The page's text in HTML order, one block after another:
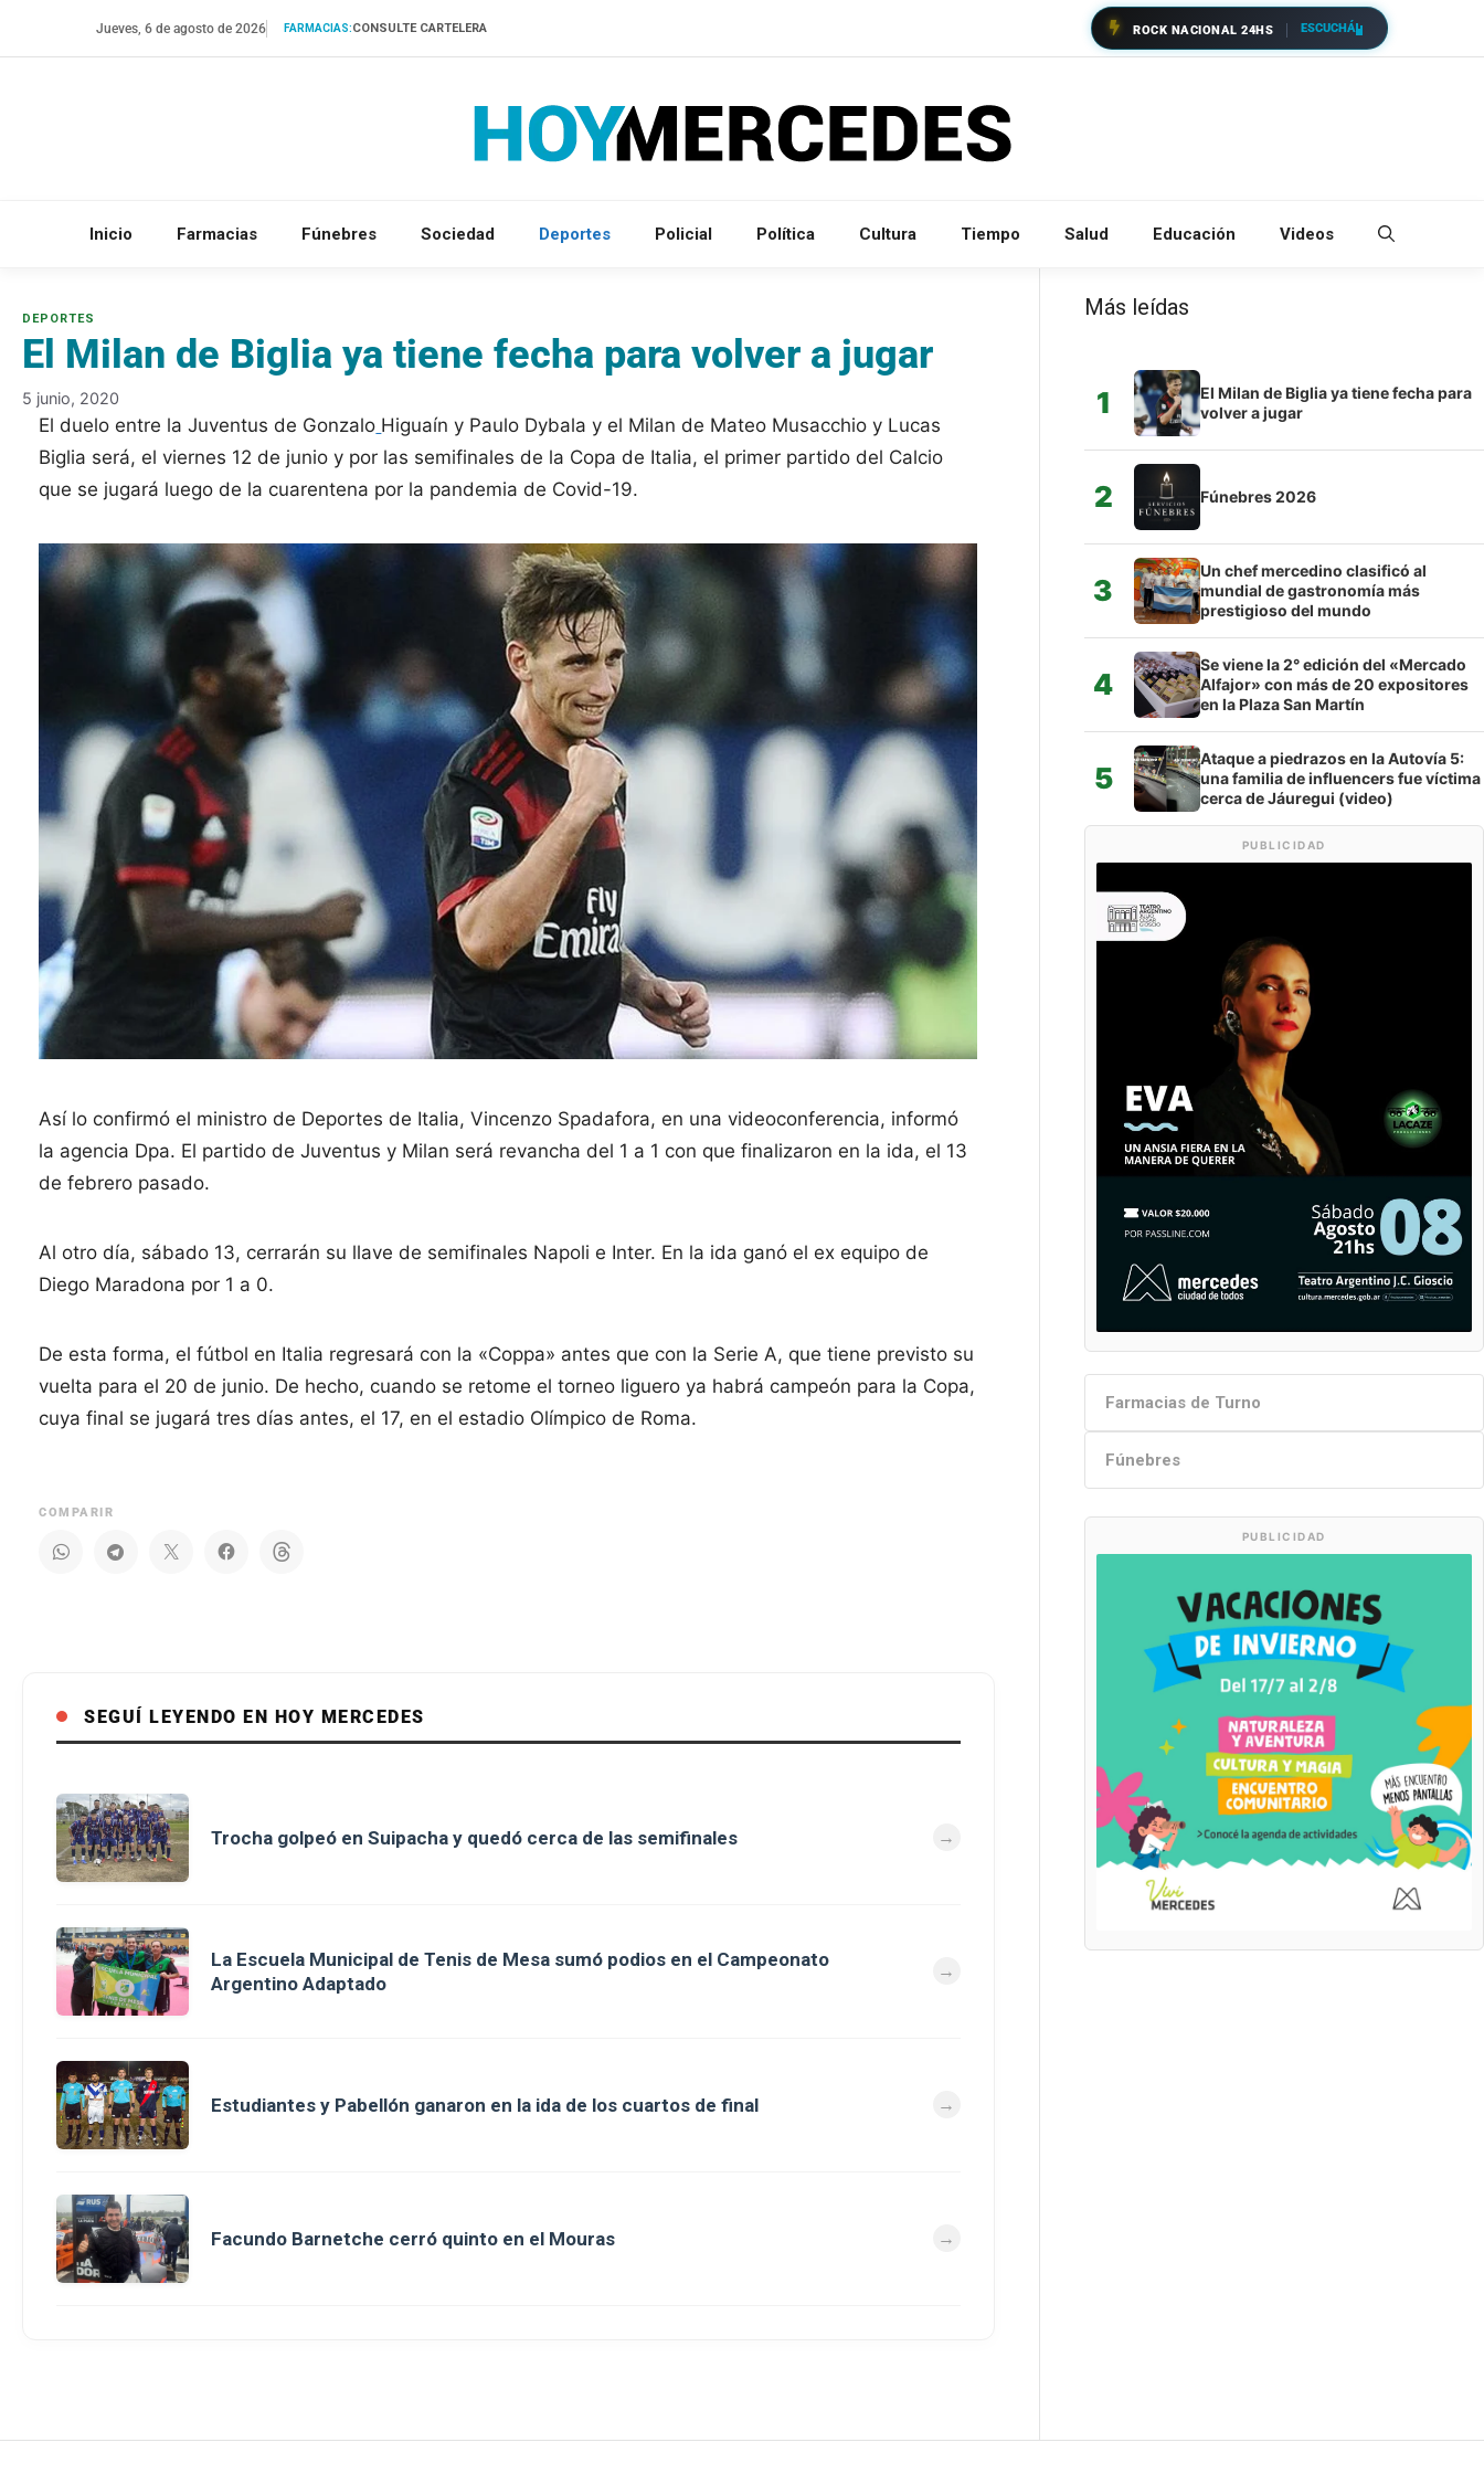
Jueves, 6 de agosto de 2026 FARMACIAS:CONSULTE CARTELERA ROCK NACIONAL 24HS ESCUCHÁ
Inicio Farmacias Fúnebres Sociedad Deportes Policial Política Cultura Tiempo Salud Educación Videos
El Milan de Biglia ya tiene fecha para volver a jugar
5 junio, 2020
El duelo entre la Juventus de Gonzalo Higuaín y Paulo Dybala y el Milan de Mateo Musacchio y Lucas
Biglia será, el viernes 12 de junio y por las semifinales de la Copa de Italia, el primer partido del Calcio
que se jugará luego de la cuarentena por la pandemia de Covid-19.
Así lo confirmó el ministro de Deportes de Italia, Vincenzo Spadafora, en una videoconferencia, informó
la agencia Dpa. El partido de Juventus y Milan será revancha del 1 a 1 con que finalizaron en la ida, el 13
de febrero pasado.
Al otro día, sábado 13, cerrarán su llave de semifinales Napoli e Inter. En la ida ganó el ex equipo de
Diego Maradona por 1 a 0.
De esta forma, el fútbol en Italia regresará con la «Coppa» antes que con la Serie A, que tiene previsto su
vuelta para el 20 de junio. De hecho, cuando se retome el torneo liguero ya habrá campeón para la Copa,
cuya final se jugará tres días antes, el 17, en el estadio Olímpico de Roma.
COMPARIR
SEGUÍ LEYENDO EN HOY MERCEDES
Trocha golpeó en Suipacha y quedó cerca de las semifinales
La Escuela Municipal de Tenis de Mesa sumó podios en el Campeonato
Argentino Adaptado
Estudiantes y Pabellón ganaron en la ida de los cuartos de final
Facundo Barnetche cerró quinto en el Mouras
Más leídas
1
El Milan de Biglia ya tiene fecha para
volver a jugar
2 Fúnebres 2026
3
Un chef mercedino clasificó al
mundial de gastronomía más
prestigioso del mundo
4
Se viene la 2° edición del «Mercado
Alfajor» con más de 20 expositores
en la Plaza San Martín
5
Ataque a piedrazos en la Autovía 5:
una familia de influencers fue víctima
cerca de Jáuregui (video)
PUBLICIDAD
Farmacias de Turno
Fúnebres
PUBLICIDAD